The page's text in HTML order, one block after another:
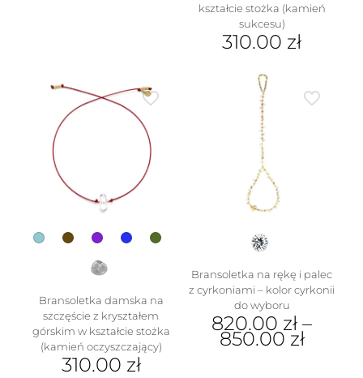
kształcie stożka (kamień
sukcesu)
310.00 zł
produkt
ma
wiele
wariantów.
Opcje
można
wybrać
na
stronie
produktu
Bransoletka damska na
szczęście z kryształem
górskim w kształcie stożka
(kamień oczyszczający)
310.00 zł
Bransoletka na rękę i palec
z cyrkoniami – kolor cyrkonii
do wyboru
820.00 zł –
850.00 zł